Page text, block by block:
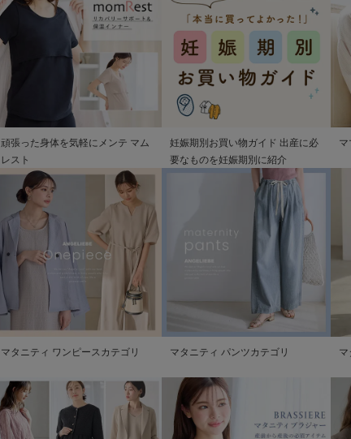
頑張った身体を気軽にメンテ マム
レスト
妊娠期別お買い物ガイド 出産に必
要なものを妊娠期別に紹介
マタニティ ワンピースカテゴリ マタニティ パンツカテゴリ マ